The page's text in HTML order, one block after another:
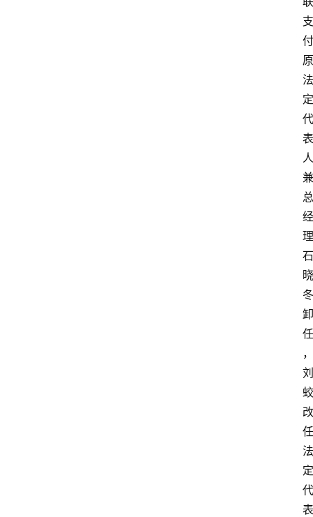
支
付
原
法
定
代
表
人
兼
总
经
理
石
晓
冬
卸
任
，
刘
蛟
改
任
法
定
代
表